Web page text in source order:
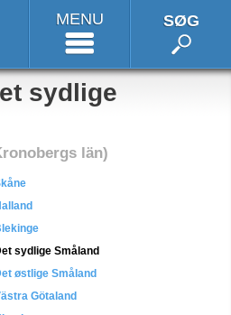
MENU SØG
sydlige
län)
sydlige Småland
østlige Småland
Götaland